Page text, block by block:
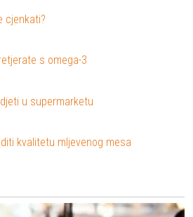
cjenkati?
s omega-3
u supermarketu
kvalitetu mljevenog mesa